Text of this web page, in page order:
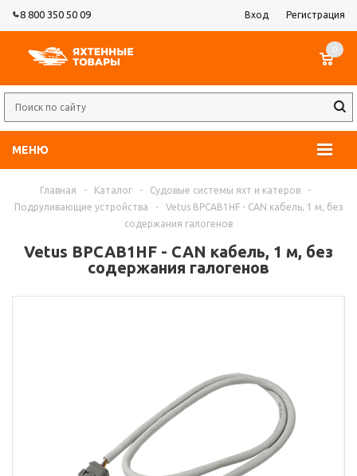
8 800 350 50 09 Вход Регистрация
МЕНЮ
0
Главная - Каталог - Судовые системы яхт и катеров
-
Подруливающие устройства
-
Vetus BPCAB1HF - CAN кабель, 1 м, без
содержания галогенов
Vetus BPCAB1HF - CAN кабель, 1 м, без
содержания галогенов